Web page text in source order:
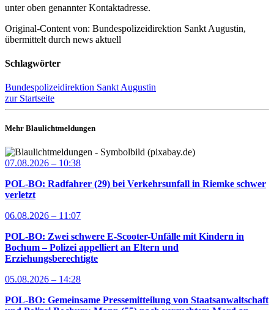
unter oben genannter Kontaktadresse.
Original-Content von: Bundespolizeidirektion Sankt Augustin,
übermittelt durch news aktuell
Schlagwörter
Bundespolizeidirektion Sankt Augustin
zur Startseite
Mehr Blaulichtmeldungen
07.08.2026 – 10:38
POL-BO: Radfahrer (29) bei Verkehrsunfall in Riemke schwer
verletzt
06.08.2026 – 11:07
POL-BO: Zwei schwere E-Scooter-Unfälle mit Kindern in
Bochum – Polizei appelliert an Eltern und
Erziehungsberechtigte
05.08.2026 – 14:28
POL-BO: Gemeinsame Pressemitteilung von Staatsanwaltschaft